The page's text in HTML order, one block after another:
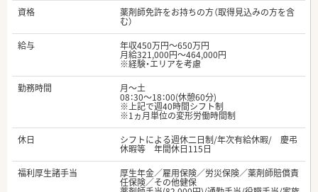
資格
薬剤師免許をお持ちの方（取得見込みの方を含
む）
給与
年収450万円～650万円
月給321,000円～464,000円
※経験・エリアを考慮
勤務時間
月～土
08：30～18：00(休憩60分)
※上記で週40時間シフト制
※1ヵ月単位の変形労働時間制
休日
シフトによる週休二日制/年次有給休暇/ 慶弔
休暇等 年間休日115日
福利厚生諸手当
厚生年金／雇用保険／労災保険／薬剤師賠償責
任保険／その他健保